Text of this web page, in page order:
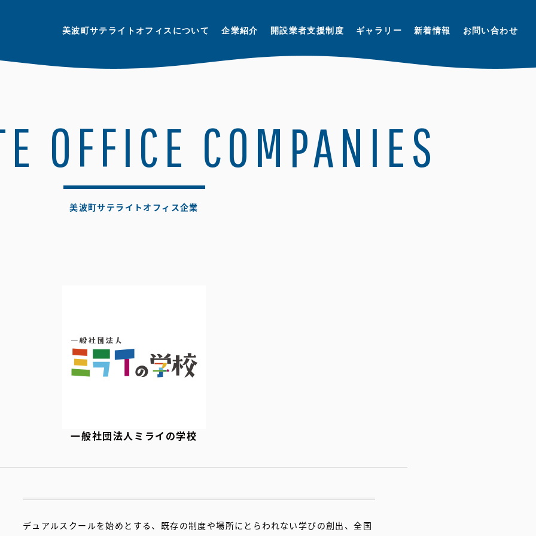
美波町サテライトオフィスについて 企業紹介 開設業者支援制度 ギャラリー 新着情報 お問い合わせ
OFFICE COMPANIES
美波町サテライトオフィス企業
一般社団法人ミライの学校
デュアルスクールを始めとする、既存の制度や場所にとらわれない学びの創出、全国